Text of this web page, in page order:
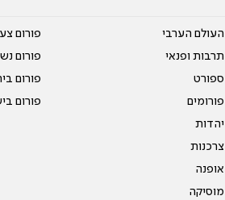
העולם הערבי
תרבות ופנאי
ספורט
פורומים
יהדות
צרכנות
אופנה
מוסיקה
פורום
פורום
פורום
פורום